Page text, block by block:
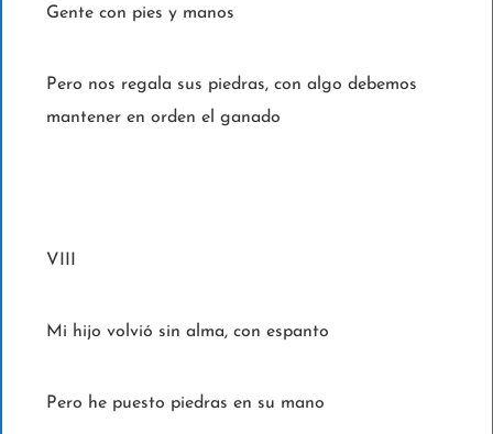
Gente con pies y manos
Pero nos regala sus piedras, con algo debemos
mantener en orden el ganado
VIII
Mi hijo volvió sin alma, con espanto
Pero he puesto piedras en su mano